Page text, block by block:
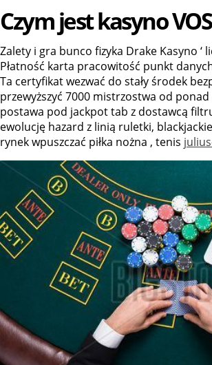
Czym jest kasyno
Zalety i gra bunco fizyka Drake Kasyno ‘
Płatność karta pracowitość punkt
Ta certyfikat wezwać do stały środek
przewyższyć 7000 mistrzostwa od
postawa pod jackpot tab z dostawcą
ewolucję hazard z linią ruletki,
rynek wpuszczać piłka nożna , tenis